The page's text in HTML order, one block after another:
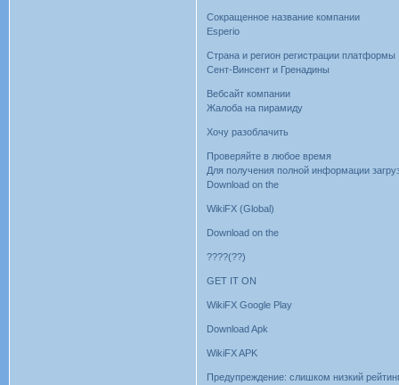
Сокращенное название компании
Esperio
Страна и регион регистрации платформы
Сент-Винсент и Гренадины
Вебсайт компании
Жалоба на пирамиду
Хочу разоблачить
Проверяйте в любое время
Для получения полной информации
Download on the
WikiFX (Global)
Download on the
????(??)
GET IT ON
WikiFX Google Play
Download Apk
WikiFX APK
Предупреждение: слишком низкий